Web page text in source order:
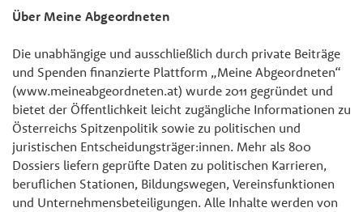
Über Meine Abgeordneten
Die unabhängige und ausschließlich durch private Beiträge
und Spenden finanzierte Plattform „Meine Abgeordneten“
(www.meineabgeordneten.at) wurde 2011 gegründet und
bietet der Öffentlichkeit leicht zugängliche Informationen zu
Österreichs Spitzenpolitik sowie zu politischen und
juristischen Entscheidungsträger:innen. Mehr als 800
Dossiers liefern geprüfte Daten zu politischen Karrieren,
beruflichen Stationen, Bildungswegen, Vereinsfunktionen
und Unternehmensbeteiligungen. Alle Inhalte werden von